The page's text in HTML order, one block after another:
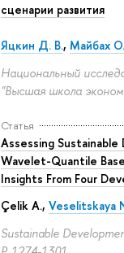
сценарии развития
Яцкин Д. В., Майбах
Национальный
"Высшая школа
Статья
Assessing
Wavelet-Quantile
Insights From Four
Çelik A., Veselitskaya
Sustainable